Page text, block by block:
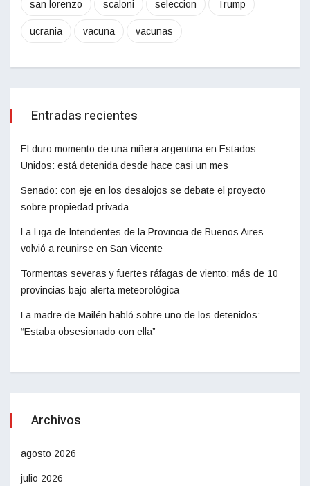
san lorenzo scaloni seleccion Trump
ucrania vacuna vacunas
Entradas recientes
El duro momento de una niñera argentina en Estados
Unidos: está detenida desde hace casi un mes
Senado: con eje en los desalojos se debate el proyecto
sobre propiedad privada
La Liga de Intendentes de la Provincia de Buenos Aires
volvió a reunirse en San Vicente
Tormentas severas y fuertes ráfagas de viento: más de 10
provincias bajo alerta meteorológica
La madre de Mailén habló sobre uno de los detenidos:
“Estaba obsesionado con ella”
Archivos
agosto 2026
julio 2026